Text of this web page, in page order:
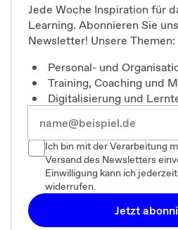
Jede Woche Inspiration für
Learning. Abonnieren Sie
Newsletter! Unsere Themen:
Personal- und
Training, Coaching und
Digitalisierung und
Ich bin mit der Verarbeitung
Versand des Newsletters
Einwilligung kann ich
widerrufen.
Jetzt